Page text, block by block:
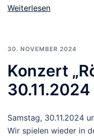
Weiterlesen
30. NOVEMBER 2024
Konzert
30.11.2024
Samstag, 30.11.2024
Wir spielen wieder in